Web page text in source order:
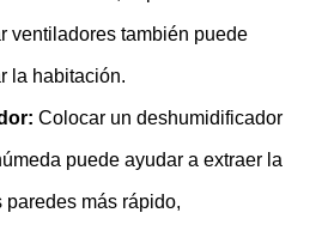
ventiladores también puede
la habitación.
Colocar un deshumidificador
puede ayudar a extraer la
paredes más rápido,